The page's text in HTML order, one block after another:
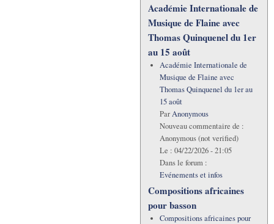
Académie Internationale de
Musique de Flaine avec
Thomas Quinquenel du 1er
au 15 août
Académie Internationale de
Musique de Flaine avec
Thomas Quinquenel du 1er au
15 août
ParAnonymous
Nouveau commentaire de :
Anonymous (not verified)
Le : 04/22/2026 - 21:05
Dans le forum :
Evénements et infos
Compositions africaines
pour basson
Compositions africaines pour